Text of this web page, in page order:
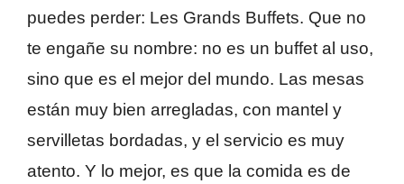
puedes perder: Les Grands Buffets. Que no
te engañe su nombre: no es un buffet al uso,
sino que es el mejor del mundo. Las mesas
están muy bien arregladas, con mantel y
servilletas bordadas, y el servicio es muy
atento. Y lo mejor, es que la comida es de